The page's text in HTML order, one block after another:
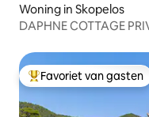
Woning in Skopelos
DAPHNE COTTAGE
Topfavoriet van gasten
Favoriet van gasten